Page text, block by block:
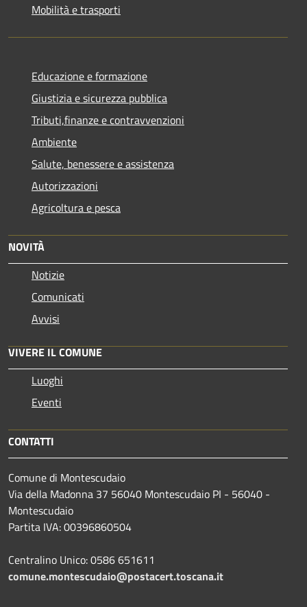
Mobilità e trasporti
Educazione e formazione
Giustizia e sicurezza pubblica
Tributi,finanze e contravvenzioni
Ambiente
Salute, benessere e assistenza
Autorizzazioni
Agricoltura e pesca
NOVITÀ
Notizie
Comunicati
Avvisi
VIVERE IL COMUNE
Luoghi
Eventi
CONTATTI
Comune di Montescudaio
Via della Madonna 37 56040 Montescudaio PI - 56040 -
Montescudaio
Partita IVA: 00396860504
Centralino Unico: 0586 651611
comune.montescudaio@postacert.toscana.it